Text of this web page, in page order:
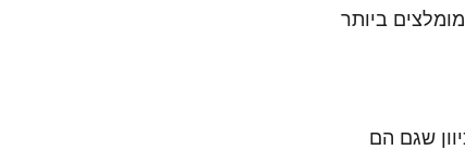
ביותר
שגם הם